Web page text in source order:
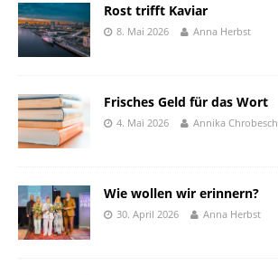
Rost trifft Kaviar
8. Mai 2026 Anna Herbst
Frisches Geld für das Wort
4. Mai 2026 Annika Chrobesch
Wie wollen wir erinnern?
30. April 2026 Anna Herbst